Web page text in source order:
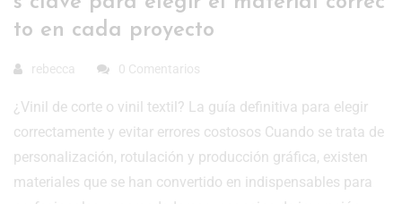
to en cada proyecto
rebecca 0 Comentarios
¿Vinil de corte o vinil textil? La guía definitiva para elegir
correctamente y evitar errores costosos Cuando se trata de
personalización, rotulación y producción gráfica, existen
materiales que se han convertido en indispensables para